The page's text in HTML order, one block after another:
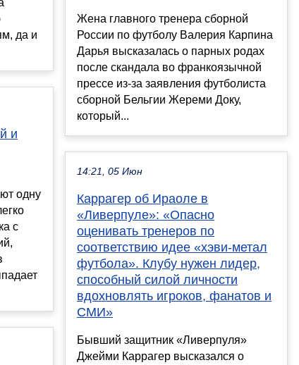
да и
и
одну
с
Жена главного тренера сборной
России по футболу Валерия Карпина
Дарья высказалась о парных родах
после скандала во франкоязычной
прессе из-за заявления футболиста
сборной Бельгии Жереми Доку,
который...
14:21, 05 Июн
Каррагер об Ираоле в
«Ливерпуле»: «Опасно
оценивать тренеров по
соответствию идее «хэви-метал
футбола». Клубу нужен лидер,
способный силой личности
вдохновлять игроков, фанатов и
СМИ»
Бывший защитник «Ливерпуля»
Джейми Каррагер высказался о